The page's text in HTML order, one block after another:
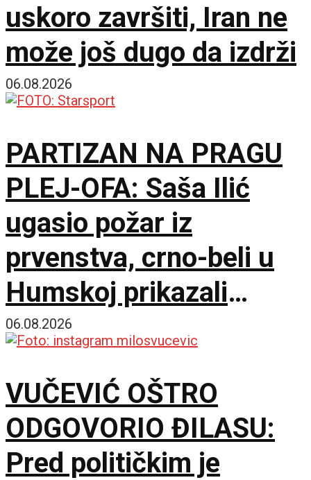
uskoro završiti, Iran ne
može još dugo da izdrži
06.08.2026
PARTIZAN NA PRAGU
PLEJ-OFA: Saša Ilić
ugasio požar iz
prvenstva, crno-beli u
Humskoj prikazali
najboljih sat vremena u
06.08.2026
VUČEVIĆ OŠTRO
ODGOVORIO ĐILASU:
Pred političkim je